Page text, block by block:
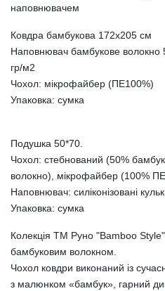
наповнювачем
Ковдра бамбукова 172х205 см
Наповнювач бамбукове волокно
гр/м2
Чохол: мікрофайбер (ПЕ100%)
Упаковка: сумка
Подушка 50*70.
Чохол: стебнований (50%
волокно), мікрофайбер (100%
Наповнювач: силіконізовані
Упаковка: сумка
Колекція ТМ Руно "Bamboo
бамбуковим волокном.
Чохол ковдри виконаний із
з малюнком «бамбук», гарний